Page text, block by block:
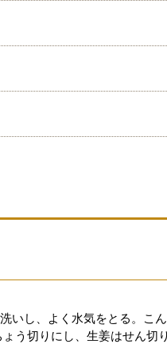
いし、よく水気をとる。こ
う切りにし、生姜はせん切